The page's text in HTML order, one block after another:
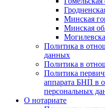
Минская
Минская
Политика в
данных
Политика в
Политика
аппарата БНП в
персональных
О нотариате